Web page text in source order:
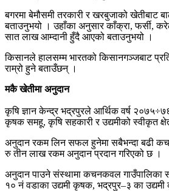
बगरमा बेमौसमी तरकारी र खरबुजाको
बताउनुभयो । उहाँका अनुसार काँक्रा, फर्सी,
सात लाख आम्दानी हुँदै आएको बताउनुभयो ।
किसानले हालसम्म भारतको किसानगञ्जबाट
राम्रो हुने बताउँछन् ।
मकै खेतीमा अनुदान
कृषि ज्ञान केन्द्र भद्रपुरले आर्थिक वर्ष
कृषक समहू, कृषि सहकारी र उद्यमीको स्वीकृत
अनुदान रकम लिन सफल हुनेमा सबैभन्दा बढी
रु तीन लाख रकम अनुदान प्रदान गरिएको छ ।
अनुदान पाउने संस्थामा कचनकवल गाउँपालिका
१० नं वडाका उद्यमी कृषक, भद्रपुर–३ का